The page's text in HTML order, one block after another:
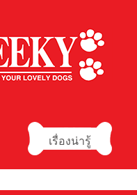
เรื่องน่ารู้